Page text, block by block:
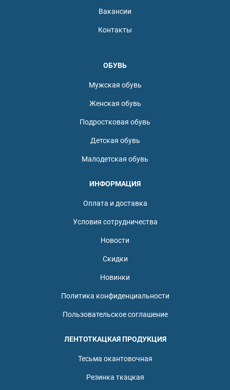
Вакансии
Контакты
ОБУВЬ
Мужская обувь
Женская обувь
Подростковая обувь
Детская обувь
Малодетская обувь
ИНФОРМАЦИЯ
Оплата и доставка
Условия сотрудничества
Новости
Скидки
Новинки
Политика конфиденциальности
Пользовательское соглашение
ЛЕНТОТКАЦКАЯ ПРОДУКЦИЯ
Тесьма окантовочная
Резинка ткацкая